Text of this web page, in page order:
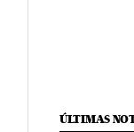
ÚLTIMAS